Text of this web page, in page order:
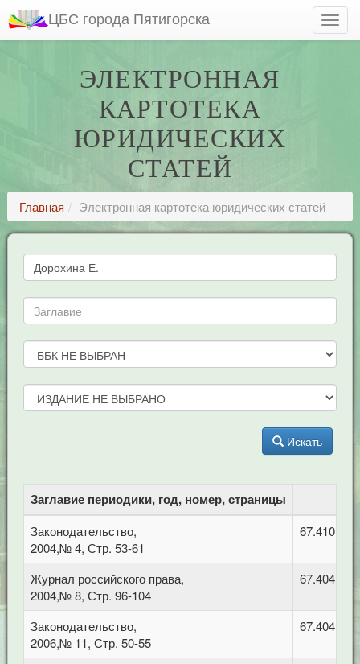
ЦБС города Пятигорска
ЭЛЕКТРОННАЯ
КАРТОТЕКА
ЮРИДИЧЕСКИХ
СТАТЕЙ
Главная Электронная картотека юридических статей
Искать
Заглавие периодики, год, номер, страницы
Законодательство,
2004,№ 4, Стр. 53-61
67.410
Журнал российского права,
2004,№ 8, Стр. 96-104
67.404
Законодательство,
2006,№ 11, Стр. 50-55
67.404